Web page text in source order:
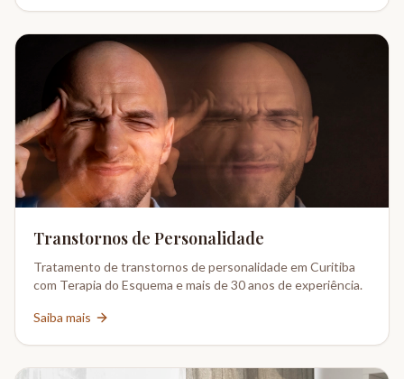
Transtornos de Personalidade
Tratamento de transtornos de personalidade em Curitiba
com Terapia do Esquema e mais de 30 anos de experiência.
Saiba mais